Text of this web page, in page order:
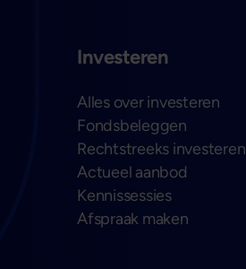
Investeren
Alles over investeren
Fondsbeleggen
Rechtstreeks investeren
Actueel aanbod
Kennissessies
Afspraak maken